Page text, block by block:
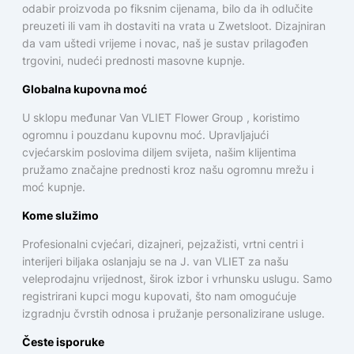
odabir proizvoda po fiksnim cijenama, bilo da ih odlučite
preuzeti ili vam ih dostaviti na vrata u Zwetsloot. Dizajniran
da vam uštedi vrijeme i novac, naš je sustav prilagođen
trgovini, nudeći prednosti masovne kupnje.
Globalna kupovna moć
U sklopu međunar Van VLIET Flower Group , koristimo
ogromnu i pouzdanu kupovnu moć. Upravljajući
cvjećarskim poslovima diljem svijeta, našim klijentima
pružamo značajne prednosti kroz našu ogromnu mrežu i
moć kupnje.
Kome služimo
Profesionalni cvjećari, dizajneri, pejzažisti, vrtni centri i
interijeri biljaka oslanjaju se na J. van VLIET za našu
veleprodajnu vrijednost, širok izbor i vrhunsku uslugu. Samo
registrirani kupci mogu kupovati, što nam omogućuje
izgradnju čvrstih odnosa i pružanje personalizirane usluge.
Česte isporuke